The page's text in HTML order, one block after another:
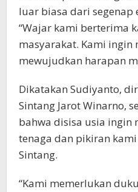
luar biasa dari segenap
“Wajar kami berterima
masyarakat. Kami ingin
mewujudkan harapan
Dikatakan Sudiyanto,
Sintang Jarot Winarno,
bahwa disisa usia ingin
tenaga dan pikiran
Sintang.
“Kami memerlukan